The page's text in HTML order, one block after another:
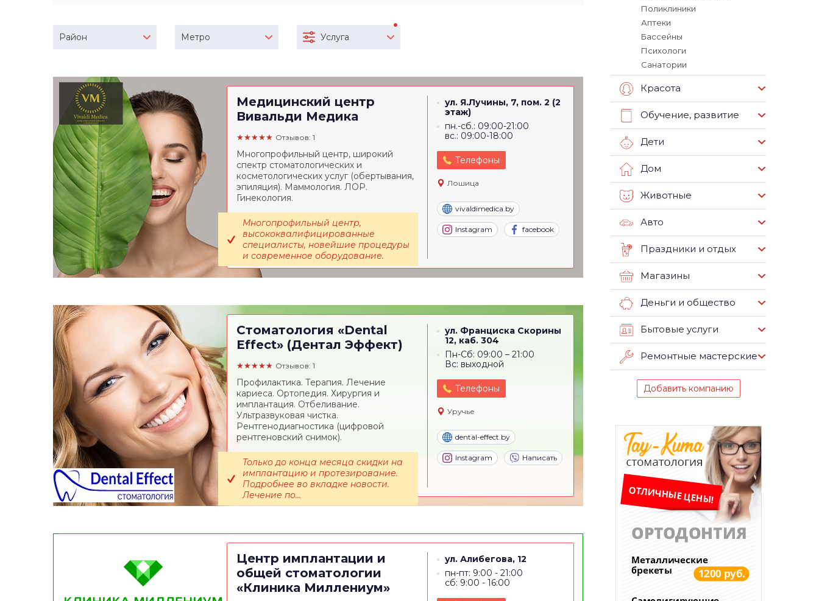
Район Метро Услуга
Медицинский центр
Вивальди Медика
★★★★★ Отзывов: 1
ул. Я.Лучины, 7, пом. 2 (2
этаж)
пн.-сб.: 09:00-21:00
вс.: 09:00-18:00
Телефоны
Лошица
vivaldimedica.by
Instagram facebook
Многопрофильный центр, широкий
спектр стоматологических и
косметологических услуг (обертывания,
эпиляция). Маммология. ЛОР.
Гинекология.
Многопрофильный центр,
высококвалифицированные
специалисты, новейшие процедуры
и современное оборудование.
Стоматология «Dental
Effect» (Дентал Эффект)
★★★★★ Отзывов: 1
ул. Франциска Скорины
12, каб. 304
Пн-Сб: 09:00 – 21:00
Вc: выходной
Телефоны
Уручье
dental-effect.by
Instagram Написать
Профилактика. Терапия. Лечение
кариеса. Ортопедия. Хирургия и
имплантация. Отбеливание.
Ультразвуковая чистка.
Рентгенодиагностика (цифровой
рентгеновский снимок).
Только до конца месяца скидки на
имплантацию и протезирование.
Подробнее во вкладке новости.
Лечение по...
Центр имплантации и
общей стоматологии
«Клиника Миллениум»
ул. Алибегова, 12
пн-пт: 9:00 - 21:00
сб: 9:00 - 16:00
Поликлиники
Аптеки
Бассейны
Психологи
Санатории
Красота
Обучение, развитие
Дети
Дом
Животные
Авто
Праздники и отдых
Магазины
Деньги и общество
Бытовые услуги
Ремонтные мастерские
Добавить компанию